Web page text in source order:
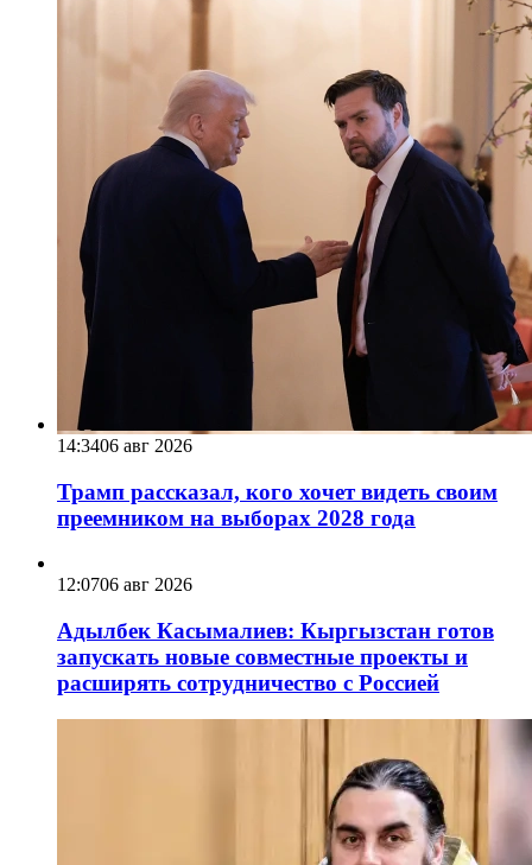
14:3406 авг 2026
Трамп рассказал, кого хочет видеть своим
преемником на выборах 2028 года
12:0706 авг 2026
Адылбек Касымалиев: Кыргызстан готов
запускать новые совместные проекты и
расширять сотрудничество с Россией